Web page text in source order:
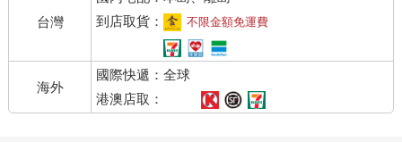
台灣
到店取貨：
不限金額免運費
海外
國際快遞：全球
港澳店取：